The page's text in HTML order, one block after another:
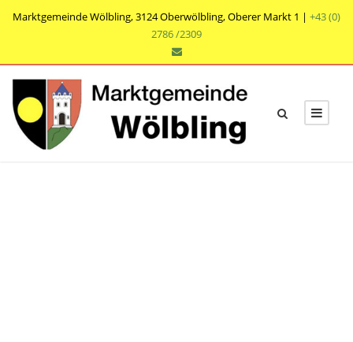
Marktgemeinde Wölbling, 3124 Oberwölbling, Oberer Markt 1 | +43 (0)
2786 /2309